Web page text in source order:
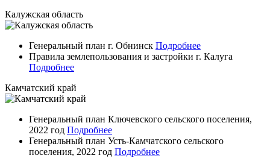
Калужская область
Генеральный план г. Обнинск Подробнее
Правила землепользования и застройки г. Калуга
Подробнее
Камчатский край
Генеральный план Ключевского сельского поселения,
2022 год Подробнее
Генеральный план Усть-Камчатского сельского
поселения, 2022 год Подробнее